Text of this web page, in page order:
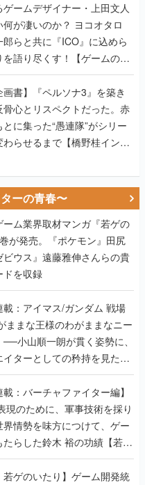
ームデザイナー・上田文人
何が凄いのか？ ヨコオタロ
らと共に『ICO』に込めら
語り尽くす！【ゲームの企
画書】『ペルソナ3』を築き
心とリスペクトだった。赤
に集った“愚連隊”がシリー
わらせるまで【橋野桂インタ
ーの青春〜
ーム業界取材マンガ『若ゲの
が発売。『ポケモン』田尻
ビウス』遠藤雅伸さんらの貴
ドを収録
：アイマス/ガンダム 戦場
ままな王様のわがままなニー
小山順一朗が貫く姿勢に、
ターとしての矜持を見た
り最終回】
載：バーチャファイター編】
現のために、軍事技術を採り
界情勢を味方につけて、ゲー
たらした鈴木 裕の功績【若ゲ
若ゲのいたり】ゲーム開発統